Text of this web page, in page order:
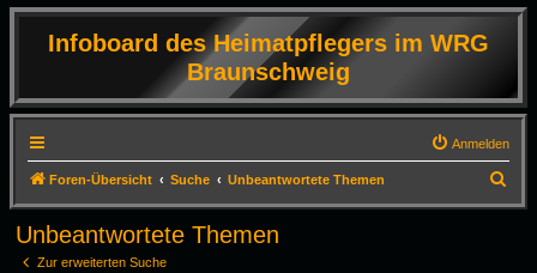
Infoboard des Heimatpflegers im WRG
Braunschweig
Anmelden
Foren-Übersicht Suche Unbeantwortete Themen
u
Unbeantwortete Themen
Zur erweiterten Suche